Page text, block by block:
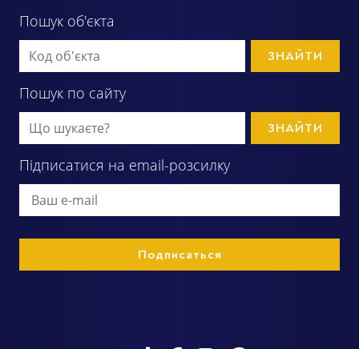
Пошук об'єкта
ЗНАЙТИ
Пошук по сайту
ЗНАЙТИ
Підписатися на email-розсилку